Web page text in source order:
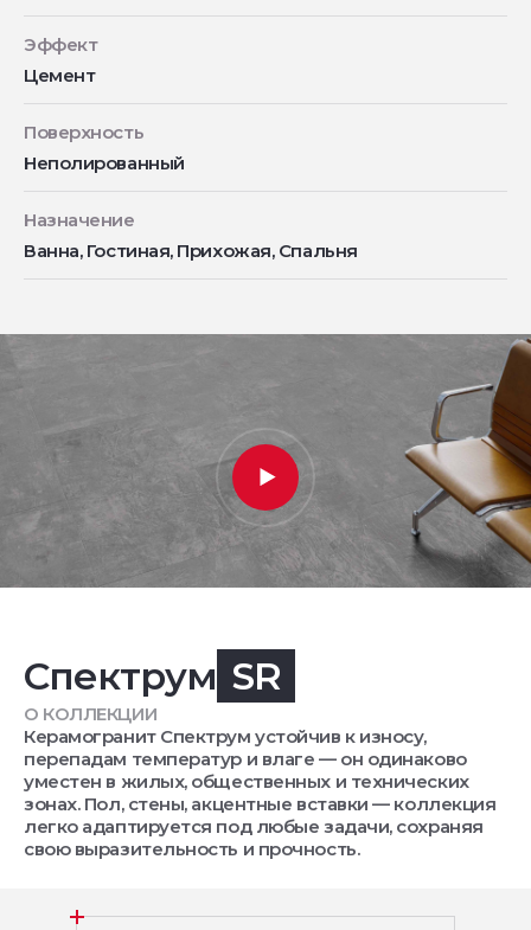
Эффект
Цемент
Поверхность
Неполированный
Назначение
Ванна, Гостиная, Прихожая, Спальня
Спектрум SR
О КОЛЛЕКЦИИ
Керамогранит Спектрум устойчив к износу,
перепадам температур и влаге — он одинаково
уместен в жилых, общественных и технических
зонах. Пол, стены, акцентные вставки — коллекция
легко адаптируется под любые задачи, сохраняя
свою выразительность и прочность.